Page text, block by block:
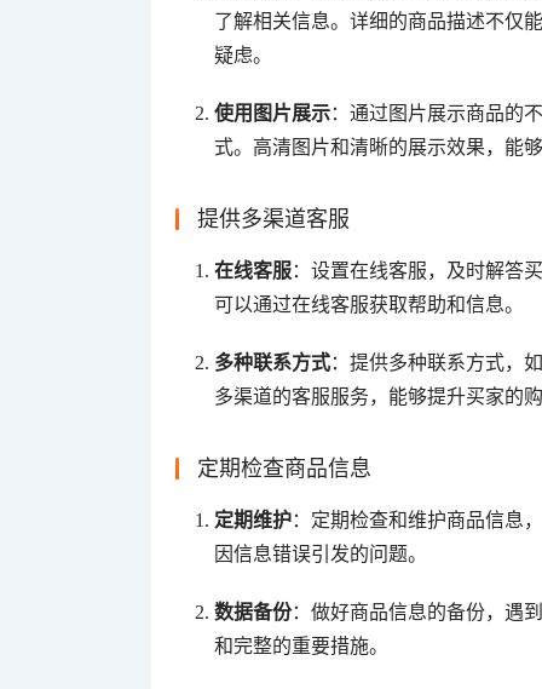
了解相关信息。详细的商品描述不仅
疑虑。
使用图片展示：通过图片展示商品的
式。高清图片和清晰的展示效果，能
提供多渠道客服
在线客服：设置在线客服，及时解答
可以通过在线客服获取帮助和信息。
多种联系方式：提供多种联系方式，
多渠道的客服服务，能够提升买家的
定期检查商品信息
定期维护：定期检查和维护商品信息
因信息错误引发的问题。
数据备份：做好商品信息的备份，遇
和完整的重要措施。